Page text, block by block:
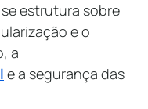
estrutura sobre
e o
a
e a segurança das